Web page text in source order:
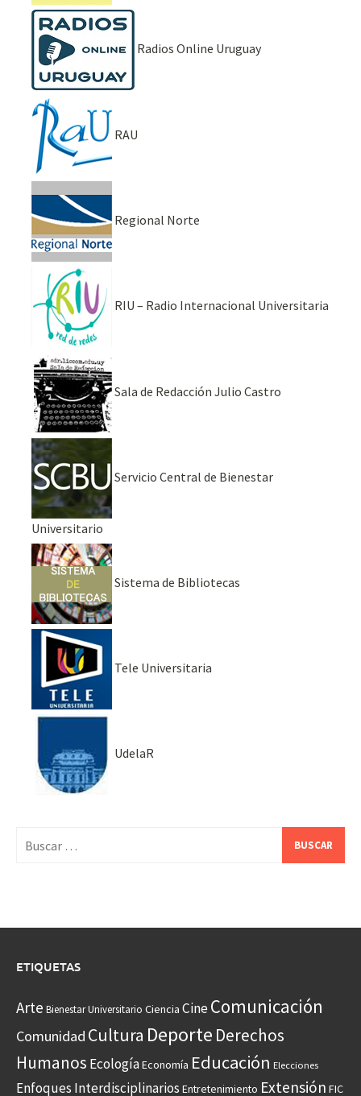
Radios Online Uruguay
RAU
Regional Norte
RIU – Radio Internacional Universitaria
Sala de Redacción Julio Castro
Servicio Central de Bienestar
Universitario
Sistema de Bibliotecas
Tele Universitaria
UdelaR
ETIQUETAS
Arte Bienestar Universitario Ciencia CineComunicación
Comunidad Cultura Deporte Derechos
Humanos EcologíaEconomía Educación Elecciones
Enfoques Interdisciplinarios Entretenimiento Extensión FIC